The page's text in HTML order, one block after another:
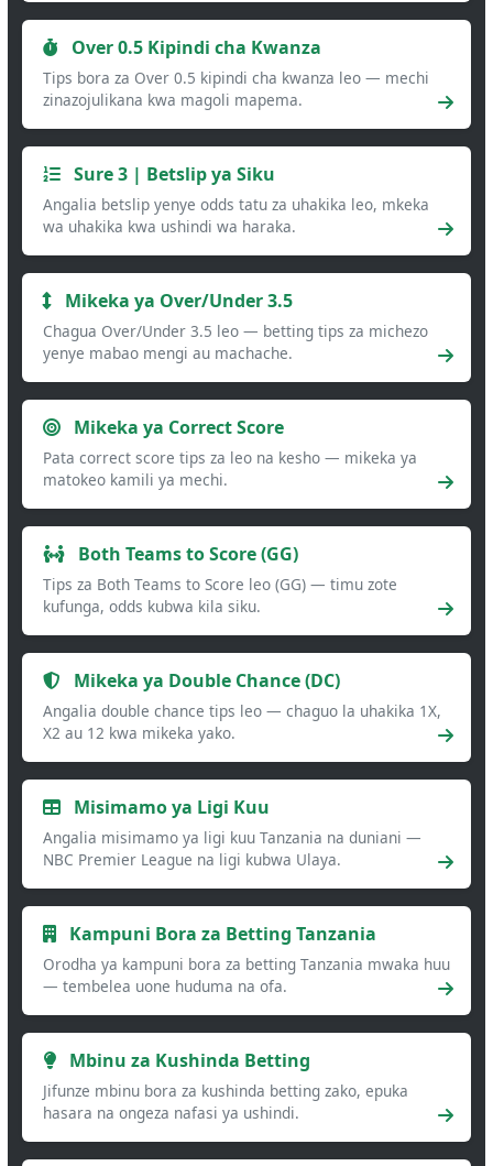
Over 0.5 Kipindi cha Kwanza
Tips bora za Over 0.5 kipindi cha kwanza leo — mechi
zinazojulikana kwa magoli mapema.
Sure 3 | Betslip ya Siku
Angalia betslip yenye odds tatu za uhakika leo, mkeka
wa uhakika kwa ushindi wa haraka.
Mikeka ya Over/Under 3.5
Chagua Over/Under 3.5 leo — betting tips za michezo
yenye mabao mengi au machache.
Mikeka ya Correct Score
Pata correct score tips za leo na kesho — mikeka ya
matokeo kamili ya mechi.
Both Teams to Score (GG)
Tips za Both Teams to Score leo (GG) — timu zote
kufunga, odds kubwa kila siku.
Mikeka ya Double Chance (DC)
Angalia double chance tips leo — chaguo la uhakika 1X,
X2 au 12 kwa mikeka yako.
Misimamo ya Ligi Kuu
Angalia misimamo ya ligi kuu Tanzania na duniani —
NBC Premier League na ligi kubwa Ulaya.
Kampuni Bora za Betting Tanzania
Orodha ya kampuni bora za betting Tanzania mwaka huu
— tembelea uone huduma na ofa.
Mbinu za Kushinda Betting
Jifunze mbinu bora za kushinda betting zako, epuka
hasara na ongeza nafasi ya ushindi.